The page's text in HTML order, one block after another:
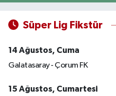
Süper Lig Fikstür
14 Ağustos, Cuma
Galatasaray - Çorum FK
15 Ağustos, Cumartesi